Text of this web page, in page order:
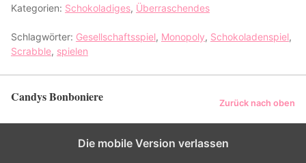
Kategorien: Schokoladiges, Überraschendes
Schlagwörter: Gesellschaftsspiel, Monopoly, Schokoladenspiel,
Scrabble, spielen
Candys Bonboniere Zurück nach oben
Die mobile Version verlassen